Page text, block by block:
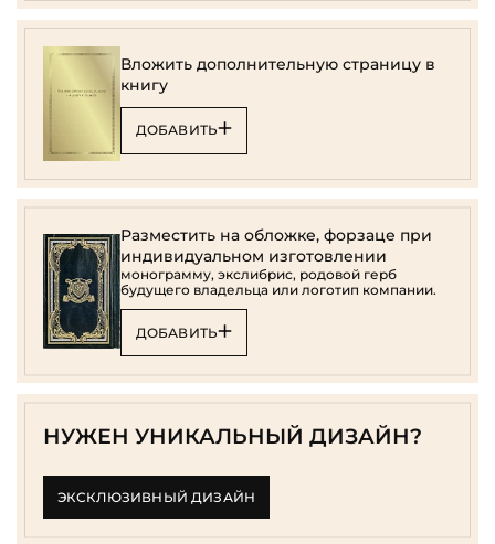
Вложить дополнительную страницу в
книгу
ДОБАВИТЬ
Разместить на обложке, форзаце при
индивидуальном изготовлении
монограмму, экслибрис, родовой герб
будущего владельца или логотип компании.
ДОБАВИТЬ
НУЖЕН УНИКАЛЬНЫЙ ДИЗАЙН?
ЭКСКЛЮЗИВНЫЙ ДИЗАЙН